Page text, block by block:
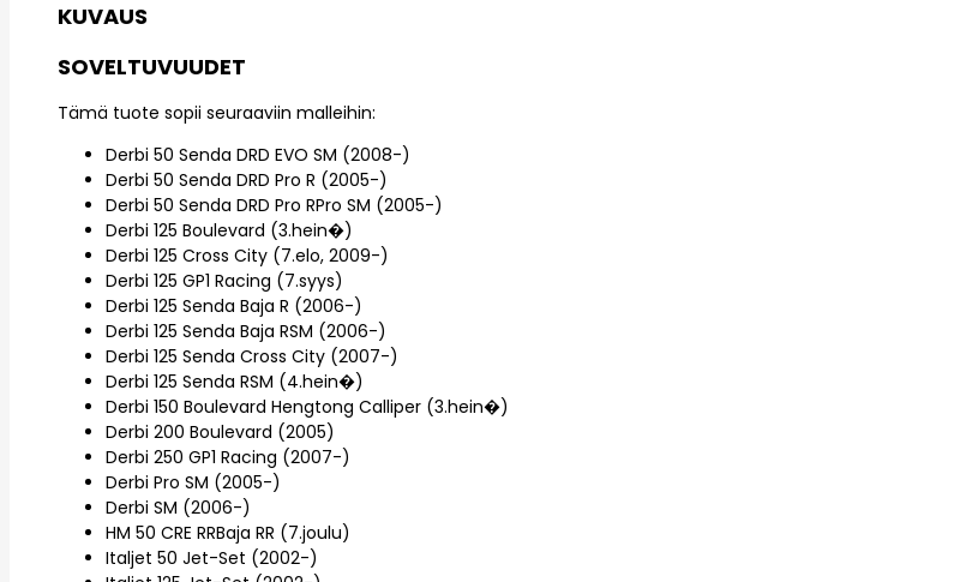
KUVAUS
SOVELTUVUUDET
Tämä tuote sopii seuraaviin malleihin:
Derbi 50 Senda DRD EVO SM (2008-)
Derbi 50 Senda DRD Pro R (2005-)
Derbi 50 Senda DRD Pro RPro SM (2005-)
Derbi 125 Boulevard (3.hein�)
Derbi 125 Cross City (7.elo, 2009-)
Derbi 125 GP1 Racing (7.syys)
Derbi 125 Senda Baja R (2006-)
Derbi 125 Senda Baja RSM (2006-)
Derbi 125 Senda Cross City (2007-)
Derbi 125 Senda RSM (4.hein�)
Derbi 150 Boulevard Hengtong Calliper (3.hein�)
Derbi 200 Boulevard (2005)
Derbi 250 GP1 Racing (2007-)
Derbi Pro SM (2005-)
Derbi SM (2006-)
HM 50 CRE RRBaja RR (7.joulu)
Italjet 50 Jet-Set (2002-)